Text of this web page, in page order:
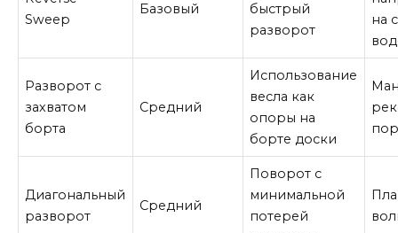
Sweep
Базовый
быстрый
разворот
на
Разворот с
захватом
борта
Средний
Использование
весла как
опоры на
борте доски
Диагональный
разворот
Средний
Поворот с
минимальной
потерей